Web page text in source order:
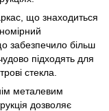
що знаходиться
забезпечило більш
підходять для
стекла.
металевим
дозволяє